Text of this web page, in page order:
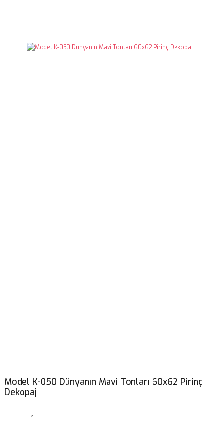
Model K-050 Dünyanın Mavi Tonları 60x62 Pirinç
Dekopaj